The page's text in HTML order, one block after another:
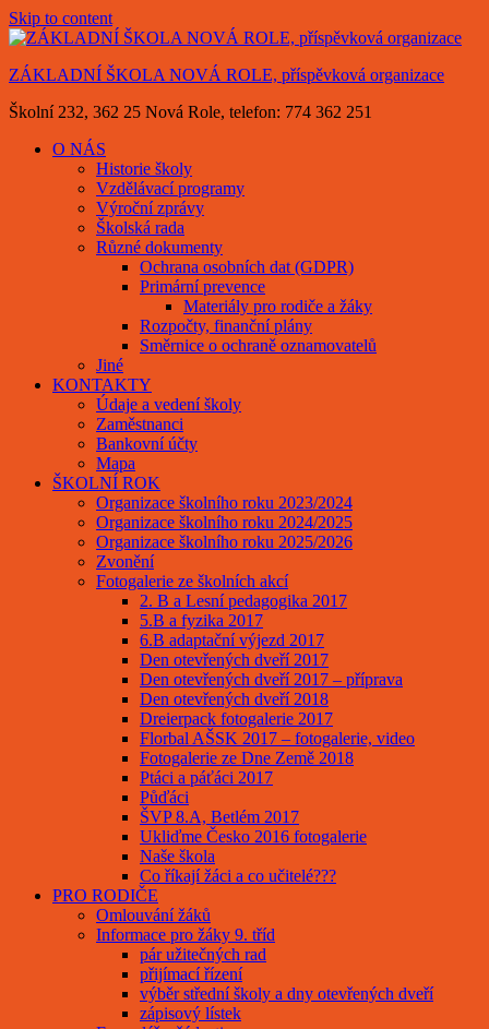
Skip to content
ZÁKLADNÍ ŠKOLA NOVÁ ROLE, příspěvková organizace
Školní 232, 362 25 Nová Role, telefon: 774 362 251
O NÁS
Historie školy
Vzdělávací programy
Výroční zprávy
Školská rada
Různé dokumenty
Ochrana osobních dat (GDPR)
Primární prevence
Materiály pro rodiče a žáky
Rozpočty, finanční plány
Směrnice o ochraně oznamovatelů
Jiné
KONTAKTY
Údaje a vedení školy
Zaměstnanci
Bankovní účty
Mapa
ŠKOLNÍ ROK
Organizace školního roku 2023/2024
Organizace školního roku 2024/2025
Organizace školního roku 2025/2026
Zvonění
Fotogalerie ze školních akcí
2. B a Lesní pedagogika 2017
5.B a fyzika 2017
6.B adaptační výjezd 2017
Den otevřených dveří 2017
Den otevřených dveří 2017 – příprava
Den otevřených dveří 2018
Dreierpack fotogalerie 2017
Florbal AŠSK 2017 – fotogalerie, video
Fotogalerie ze Dne Země 2018
Ptáci a páťáci 2017
Půďáci
ŠVP 8.A, Betlém 2017
Ukliďme Česko 2016 fotogalerie
Naše škola
Co říkají žáci a co učitelé???
PRO RODIČE
Omlouvání žáků
Informace pro žáky 9. tříd
pár užitečných rad
přijímací řízení
výběr střední školy a dny otevřených dveří
zápisový lístek